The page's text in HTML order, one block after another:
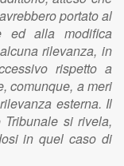
portato al
ed alla modifica
rilevanza, in
rispetto a
comunque, a meri
esterna. Il
si rivela,
in quel caso di